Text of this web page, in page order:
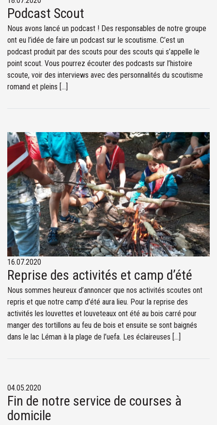
Podcast Scout
Nous avons lancé un podcast ! Des responsables de notre groupe
ont eu l’idée de faire un podcast sur le scoutisme. C’est un
podcast produit par des scouts pour des scouts qui s’appelle le
point scout. Vous pourrez écouter des podcasts sur l’histoire
scoute, voir des interviews avec des personnalités du scoutisme
romand et pleins […]
16.07.2020
Reprise des activités et camp d’été
Nous sommes heureux d’annoncer que nos activités scoutes ont
repris et que notre camp d’été aura lieu. Pour la reprise des
activités les louvettes et louveteaux ont été au bois carré pour
manger des tortillons au feu de bois et ensuite se sont baignés
dans le lac Léman à la plage de l’uefa. Les éclaireuses […]
04.05.2020
Fin de notre service de courses à
domicile